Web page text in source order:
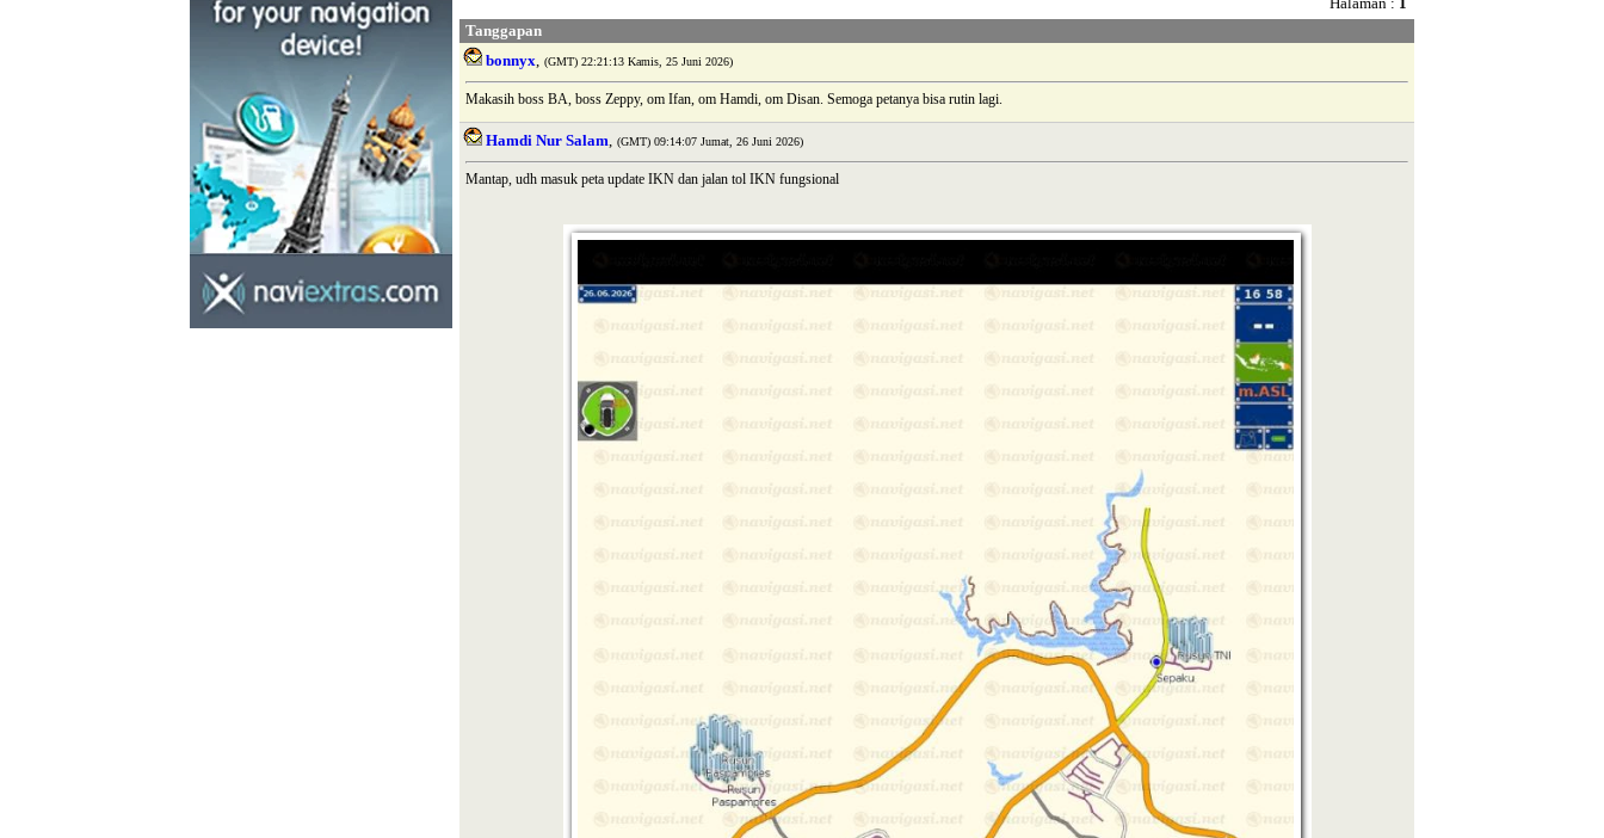
Tanggapan
bonnyx, (GMT) 22:21:13 Kamis, 25 Juni 2026)
Makasih boss BA, boss Zeppy, om Ifan, om Hamdi, om Disan. Semoga petanya bisa rutin lagi.
Hamdi Nur Salam, (GMT) 09:14:07 Jumat, 26 Juni 2026)
Mantap, udh masuk peta update IKN dan jalan tol IKN fungsional